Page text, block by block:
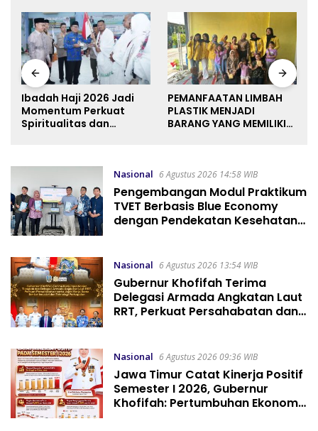
Ibadah Haji 2026 Jadi
Momentum Perkuat
Spiritualitas dan
PEMANFAATAN LIMBAH
PLASTIK MENJADI
BARANG YANG MEMILIKI
Nasional 6 Agustus 2026 14:58 WIB
Pengembangan Modul Praktikum
TVET Berbasis Blue Economy
dengan Pendekatan Kesehatan
Pencapaian SDGs
Nasional 6 Agustus 2026 13:54 WIB
Gubernur Khofifah Terima
Delegasi Armada Angkatan Laut
RRT, Perkuat Persahabatan dan
Nasional 6 Agustus 2026 09:36 WIB
Jawa Timur Catat Kinerja Positif
Semester I 2026, Gubernur
Khofifah: Pertumbuhan Ekonomi